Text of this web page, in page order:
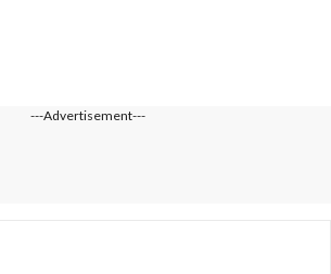
---Advertisement---